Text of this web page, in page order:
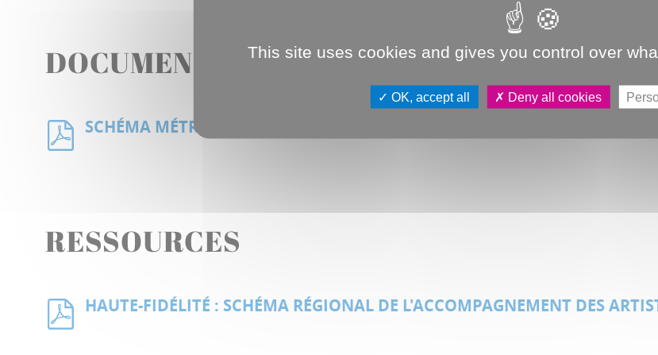
DOCUMENTS À TÉLÉCHARGER
SCHÉMA MÉTROPOLITAIN DES MUSIQUES ACTUELLES
RESSOURCES
HAUTE-FIDÉLITÉ : SCHÉMA RÉGIONAL DE L'ACCOMPAGNEMENT DES
This site uses cookies and gives you control over
OK, accept all Deny all cookies